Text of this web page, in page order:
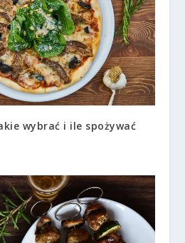
wybrać i ile spożywać